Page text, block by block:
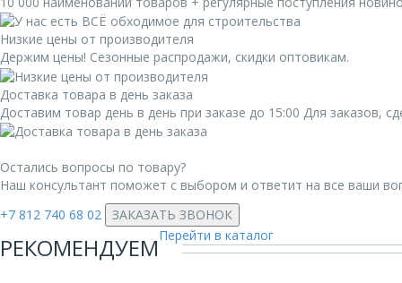
Низкие цены от производителя
Держим цены! Сезонные распродажи, скидки оптовикам.
Доставка товара в день заказа
Доставим товар день в день при заказе до 15:00 Для заказов,
Остались вопросы по товару?
Наш консультант поможет с выбором и ответит на все ваши
+7 812 740 68 02
ЗАКАЗАТЬ ЗВОНОК
РЕКОМЕНДУЕМПерейти в каталог